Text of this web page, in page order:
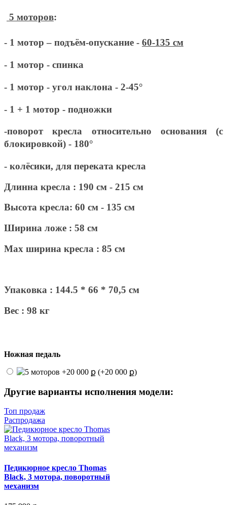
5 моторов:
- 1 мотор – подъём-опускание - 60-135 см
- 1 мотор - спинка
- 1 мотор - угол наклона - 2-45°
- 1 + 1 мотор - подножки
-поворот кресла относительно основания (с
блокировкой) - 180°
- колёсики, для переката кресла
Длинна кресла : 190 см - 215 см
Высота кресла: 60 см - 135 см
Ширина ложе : 58 см
Max ширина кресла : 85 см
Упаковка : 144.5 * 66 * 70,5 см
Вес : 98 кг
Ножная педаль
(+20 000 ք)
Другие варианты исполнения модели:
Топ продаж
Распродажа
Педикюрное кресло Thomas
Black, 3 мотора, поворотный
механизм